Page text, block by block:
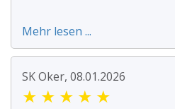
Mehr lesen ...
SK Oker, 08.01.2026
★ ★ ★ ★ ★